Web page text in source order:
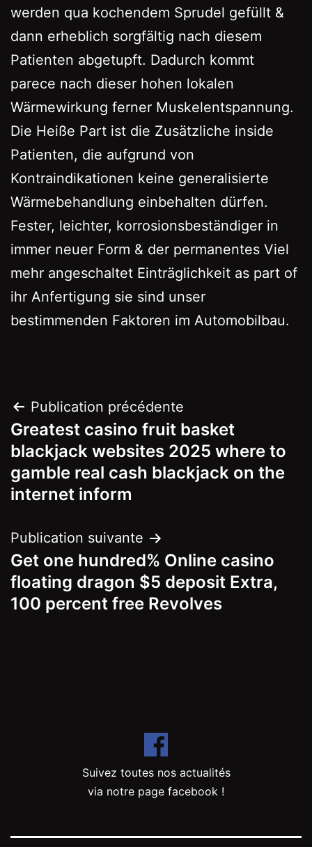
werden qua kochendem Sprudel gefüllt &
dann erheblich sorgfältig nach diesem
Patienten abgetupft. Dadurch kommt
parece nach dieser hohen lokalen
Wärmewirkung ferner Muskelentspannung.
Die Heiße Part ist die Zusätzliche inside
Patienten, die aufgrund von
Kontraindikationen keine generalisierte
Wärmebehandlung einbehalten dürfen.
Fester, leichter, korrosionsbeständiger in
immer neuer Form & der permanentes Viel
mehr angeschaltet Einträglichkeit as part of
ihr Anfertigung sie sind unser
bestimmenden Faktoren im Automobilbau.
Navigation
de
l’article
Publication précédente
Greatest casino fruit basket
blackjack websites 2025 where to
gamble real cash blackjack on the
internet inform
Publication suivante
Get one hundred% Online casino
floating dragon $5 deposit Extra,
100 percent free Revolves
Suivez toutes nos actualités
via notre page facebook !